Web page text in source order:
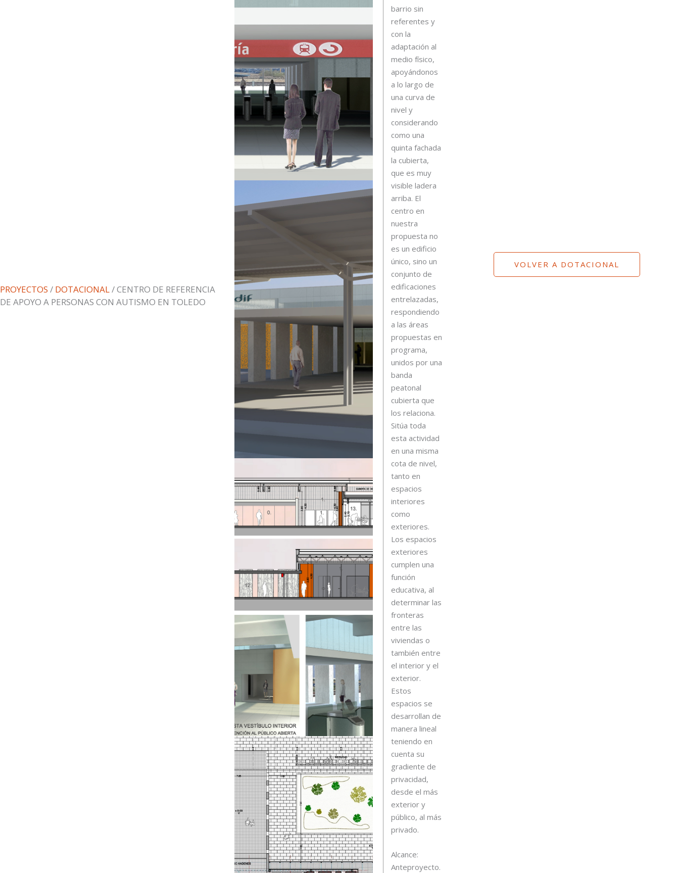
PROYECTOS / DOTACIONAL/ CENTRO DE REFERENCIA
DE APOYO A PERSONAS CON AUTISMO EN TOLEDO
barrio sin
referentes y
con la
adaptación al
medio físico,
apoyándonos
a lo largo de
una curva de
nivel y
considerando
como una
quinta fachada
la cubierta,
que es muy
visible ladera
arriba. El
centro en
nuestra
propuesta no
es un edificio
único, sino un
conjunto de
edificaciones
entrelazadas,
respondiendo
a las áreas
propuestas en
programa,
unidos por una
banda
peatonal
cubierta que
los relaciona.
Sitúa toda
esta actividad
en una misma
cota de nivel,
tanto en
espacios
interiores
como
exteriores.
Los espacios
exteriores
cumplen una
función
educativa, al
determinar las
fronteras
entre las
viviendas o
también entre
el interior y el
exterior.
Estos
espacios se
desarrollan de
manera lineal
teniendo en
cuenta su
gradiente de
privacidad,
desde el más
exterior y
público, al más
privado.
Alcance:
Anteproyecto.
VOLVER A DOTACIONAL